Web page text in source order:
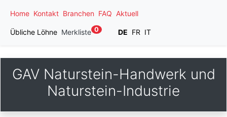
Home Kontakt Branchen FAQ Aktuell
Übliche Löhne Merkliste 0 DE FR IT
GAV Naturstein-Handwerk und
Naturstein-Industrie